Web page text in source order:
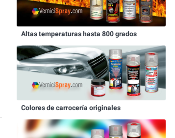
Altas temperaturas hasta 800 grados
Colores de carrocería originales